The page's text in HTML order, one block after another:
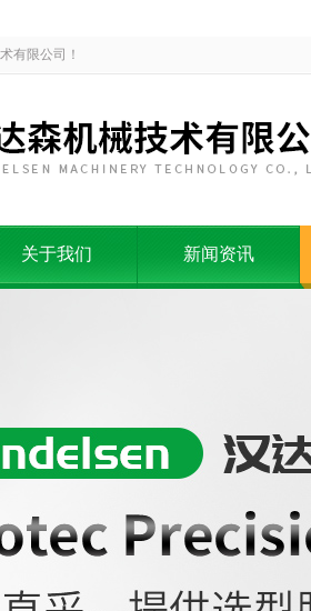
有限公司！
关于我们 新闻资讯